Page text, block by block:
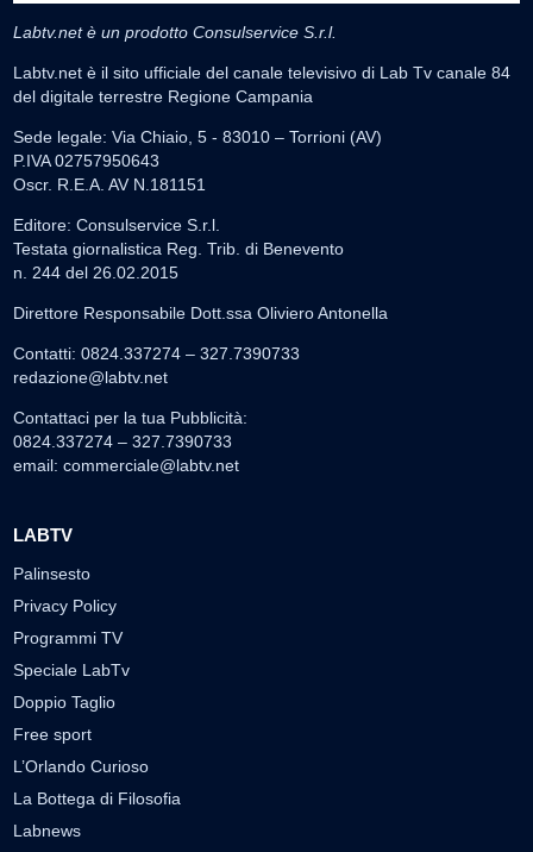
Labtv.net è un prodotto Consulservice S.r.l.
Labtv.net è il sito ufficiale del canale televisivo di Lab Tv canale 84
del digitale terrestre Regione Campania
Sede legale: Via Chiaio, 5 - 83010 – Torrioni (AV)
P.IVA 02757950643
Oscr. R.E.A. AV N.181151
Editore: Consulservice S.r.l.
Testata giornalistica Reg. Trib. di Benevento
n. 244 del 26.02.2015
Direttore Responsabile Dott.ssa Oliviero Antonella
Contatti: 0824.337274 – 327.7390733
redazione@labtv.net
Contattaci per la tua Pubblicità:
0824.337274 – 327.7390733
email: commerciale@labtv.net
LABTV
Palinsesto
Privacy Policy
Programmi TV
Speciale LabTv
Doppio Taglio
Free sport
L’Orlando Curioso
La Bottega di Filosofia
Labnews